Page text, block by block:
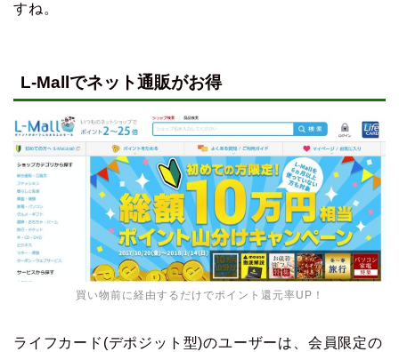
すね。
L-Mallでネット通販がお得
買い物前に経由するだけでポイント還元率UP！
ライフカード(デポジット型)のユーザーは、会員限定の